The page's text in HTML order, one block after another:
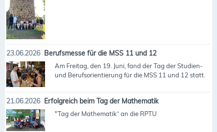
23.06.2026 Berufsmesse für die MSS 11 und 12
Am Freitag, den 19. Juni, fand der Tag der Studien-
und Berufsorientierung für die MSS 11 und 12 statt.
21.06.2026 Erfolgreich beim Tag der Mathematik
"Tag der Mathematik“ an die RPTU